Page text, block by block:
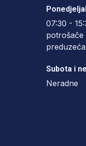
07:30 -
Subota i
Neradne